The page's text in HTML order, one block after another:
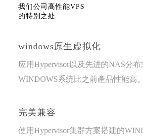
我们公司高性能VPS
的特别之处
windows原生虚拟化
应用Hypervisor以及先进的NAS分
WINDOWS系统比之前產品性能高。
完美兼容
使用Hypervisor集群方案搭建的